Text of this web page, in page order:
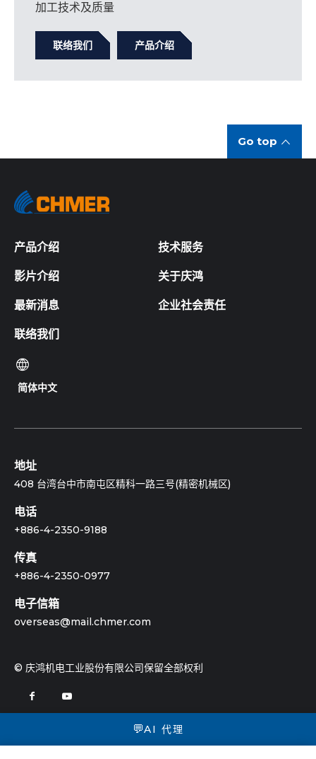
加工技术及质量
联络我们 产品介绍
Go top
产品介绍 技术服务
影片介绍 关于庆鸿
最新消息 企业社会责任
联络我们
简体中文
地址
408 台湾台中市南屯区精科一路三号(精密机械区)
电话
+886-4-2350-9188
传真
+886-4-2350-0977
电子信箱
overseas@mail.chmer.com
© 庆鸿机电工业股份有限公司保留全部权利
💬AI 代理